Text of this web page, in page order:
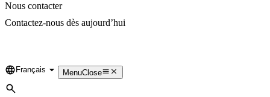
Nous contacter
Contactez-nous dès aujourd’hui
Language
Français MenuClose
Rechercher